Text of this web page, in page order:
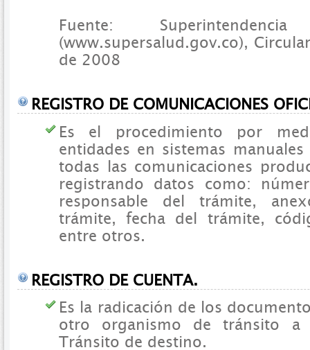
Fuente:
(www.supersalud.gov.co),
de 2008
REGISTRO DE COMUNICACIONES
Es el procedimiento por
entidades en sistemas
todas las comunicaciones
registrando datos como:
responsable del trámite,
trámite, fecha del trámite,
entre otros.
REGISTRO DE CUENTA.
Es la radicación de los
otro organismo de tránsito a
Tránsito de destino.